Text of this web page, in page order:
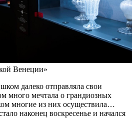
Венеции»
далеко отправляла свои
много мечтала о грандиозных
многие из них осуществила…
наконец воскресенье и начался